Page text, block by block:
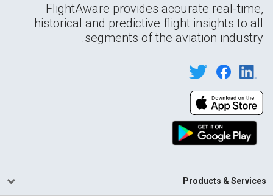
FlightAware provides accurate real-time,
historical and predictive flight insights to all
segments of the aviation industry.
Products & Services